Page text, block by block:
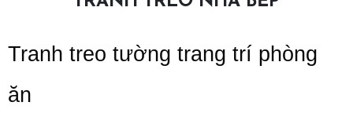
Tranh treo tường trang trí phòng
ăn